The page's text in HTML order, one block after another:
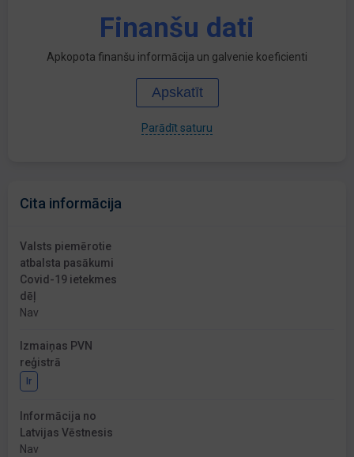
Finanšu dati
Apkopota finanšu informācija un galvenie koeficienti
Apskatīt
Parādīt saturu
Cita informācija
Valsts piemērotie
atbalsta pasākumi
Covid-19 ietekmes
dēļ
Nav
Izmaiņas PVN
reģistrā
Ir
Informācija no
Latvijas Vēstnesis
Nav